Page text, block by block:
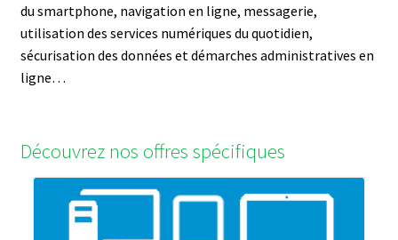
du smartphone, navigation en ligne, messagerie,
utilisation des services numériques du quotidien,
sécurisation des données et démarches administratives en
ligne…
Découvrez nos offres spécifiques